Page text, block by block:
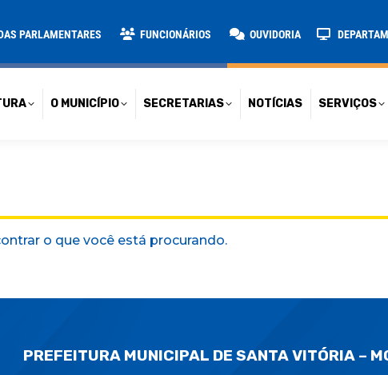
PARLAMENTARES FUNCIONÁRIOS OUVIDORIA
O MUNICÍPIO SECRETARIAS NOTÍCIAS SERVIÇOS
o que você está procurando.
PREFEITURA MUNICIPAL DE SANTA VITÓRIA –